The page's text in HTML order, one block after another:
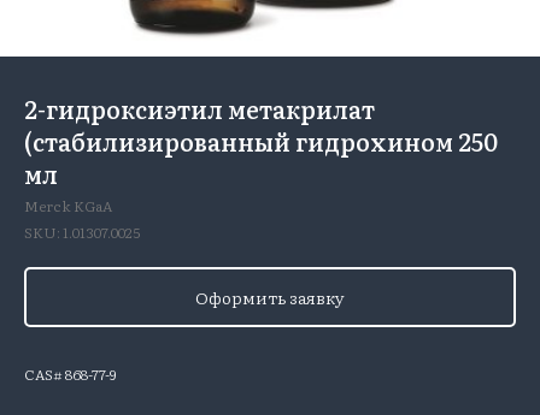
2-гидроксиэтил метакрилат
(стабилизированный гидрохином 250
мл
Merck KGaA
SKU: 1.01307.0025
Оформить заявку
CAS# 868-77-9